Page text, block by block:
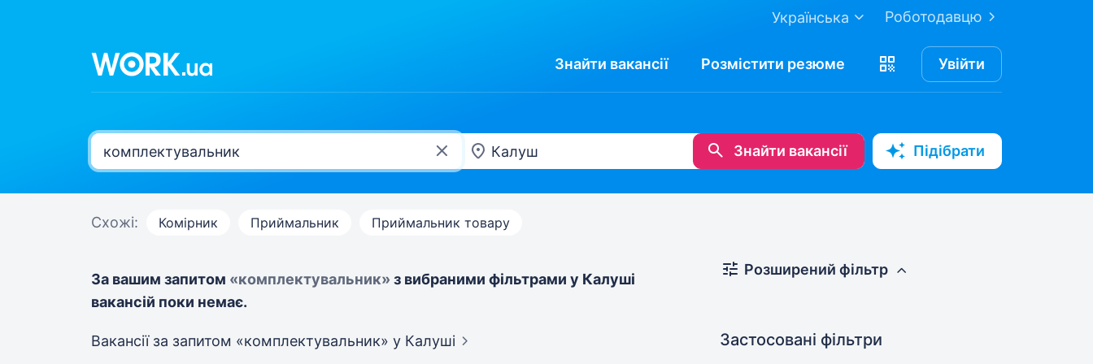
Роботодавцю
Українська
Знайти вакансії Розмістити резюме Увійти
Знайти вакансії Підібрати
Схожі: Комірник Приймальник Приймальник товару
За вашим запитом «комплектувальник» з вибраними фільтрами у Калуші
вакансій поки немає.
Вакансії за запитом «комплектувальник» у Калуші
Розширений фільтр
Застосовані фільтри